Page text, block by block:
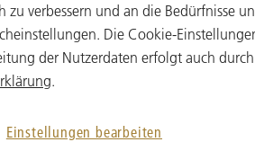
verbessern und an die Bedürfnisse
Die Cookie-
der Nutzerdaten erfolgt auch
.
Einstellungen bearbeiten